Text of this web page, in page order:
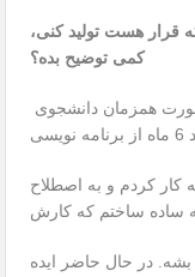
قرار هست تولید کنی،
کمی توضیح بده؟
همزمان دانشجوی
کار کردم و به اصطلاح
بشه. در حال حاضر ایده